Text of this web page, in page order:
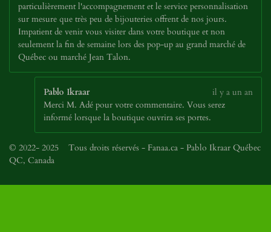
particulièrement l'accompagnement et le service personnalisation
sur mesure que très peu de bijouteries offrent de nos jours.
Impatient de venir vous visiter dans votre boutique et non
seulement la fin de semaine lors des pop-up au grand marché de
Québec ou marché Jean Talon.
Pablo Ikraar
il y a un an
Merci M. Adé pour votre commentaire. Vous serez
informé lorsque la boutique ouvrira ses portes.
© 2022- 2025 Tous droits réservés - Fanaa.ca - Pablo Ikraar Québec
QC, Canada